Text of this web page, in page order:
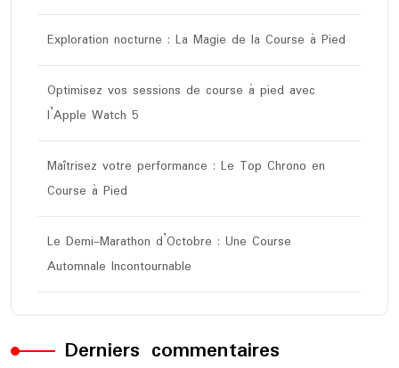
Exploration nocturne : La Magie de la Course à Pied
Optimisez vos sessions de course à pied avec
l’Apple Watch 5
Maîtrisez votre performance : Le Top Chrono en
Course à Pied
Le Demi-Marathon d’Octobre : Une Course
Automnale Incontournable
Derniers commentaires